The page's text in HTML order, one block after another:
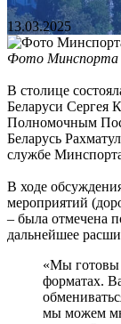
13.03.2025
Фото Минспорта
В столице
Беларуси Сергея
Полномочным
Беларусь
службе
В ходе
мероприятий
– была отмечена
дальнейшее
«Мы готовы
форматах.
мы можем